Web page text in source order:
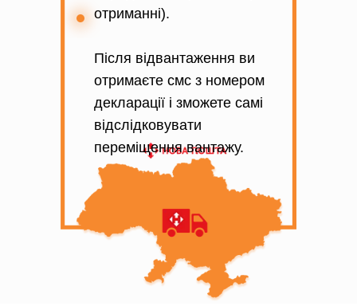
отриманні).
Після відвантаження ви
отримаєте смс з номером
декларації і зможете самі
відслідковувати
переміщення вантажу.